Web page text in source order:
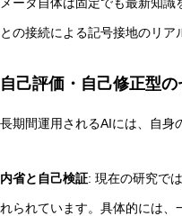
との接続による記号接地のリア
自己評価・自己修正型
長期間運用されるAIには、自身
内省と自己検証: 現在の研究で
れられています。具体的には